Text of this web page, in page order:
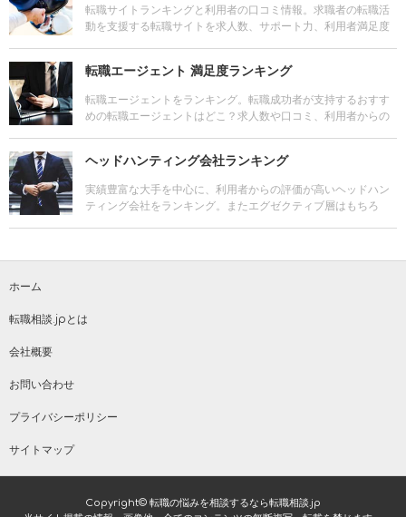
転職サイトランキングと利用者の口コミ情報。求職者の転職活
動を支援する転職サイトを求人数、サポート力、利用者満足度
転職エージェント 満足度ランキング
転職エージェントをランキング。転職成功者が支持するおすす
めの転職エージェントはどこ？求人数や口コミ、利用者からの
ヘッドハンティング会社ランキング
実績豊富な大手を中心に、利用者からの評価が高いヘッドハン
ティング会社をランキング。またエグゼクティブ層はもちろ
ホーム
転職相談.jpとは
会社概要
お問い合わせ
プライバシーポリシー
サイトマップ
Copyright© 転職の悩みを相談するなら転職相談.jp